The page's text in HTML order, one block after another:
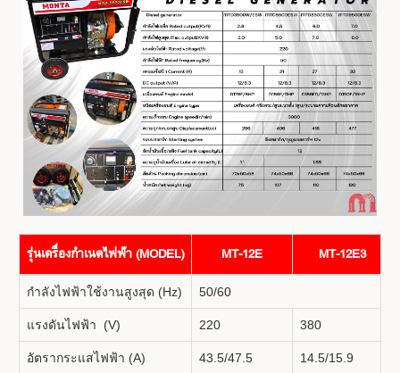
รุ่นเครื่องกำเนดไฟฟ้า (MODEL) MT-12E MT-12E3
กำลังไฟฟ้าใช้งานสูงสุด (Hz) 50/60
แรงดันไฟฟ้า (V) 220 380
อัตรากระแสไฟฟ้า (A) 43.5/47.5 14.5/15.9